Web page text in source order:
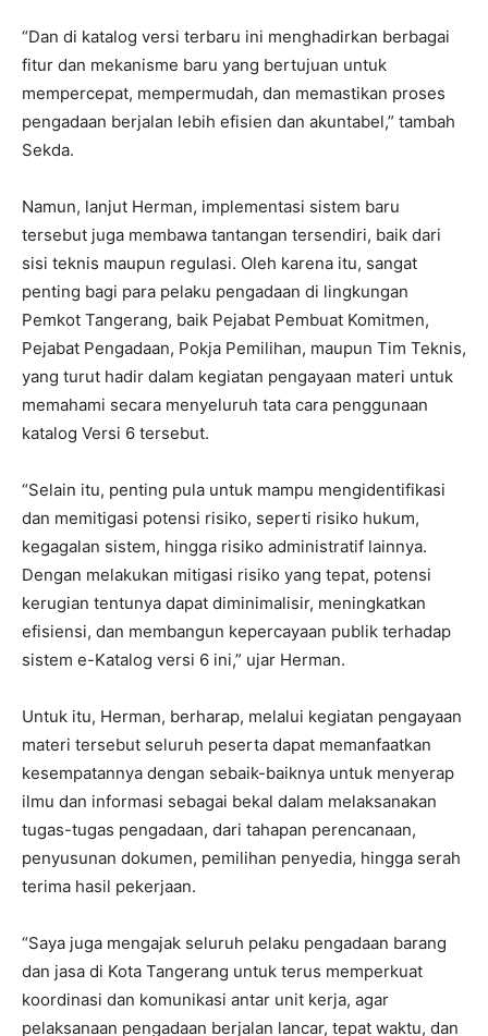
“Dan di katalog versi terbaru ini menghadirkan berbagai
fitur dan mekanisme baru yang bertujuan untuk
mempercepat, mempermudah, dan memastikan proses
pengadaan berjalan lebih efisien dan akuntabel,” tambah
Sekda.
Namun, lanjut Herman, implementasi sistem baru
tersebut juga membawa tantangan tersendiri, baik dari
sisi teknis maupun regulasi. Oleh karena itu, sangat
penting bagi para pelaku pengadaan di lingkungan
Pemkot Tangerang, baik Pejabat Pembuat Komitmen,
Pejabat Pengadaan, Pokja Pemilihan, maupun Tim Teknis,
yang turut hadir dalam kegiatan pengayaan materi untuk
memahami secara menyeluruh tata cara penggunaan
katalog Versi 6 tersebut.
“Selain itu, penting pula untuk mampu mengidentifikasi
dan memitigasi potensi risiko, seperti risiko hukum,
kegagalan sistem, hingga risiko administratif lainnya.
Dengan melakukan mitigasi risiko yang tepat, potensi
kerugian tentunya dapat diminimalisir, meningkatkan
efisiensi, dan membangun kepercayaan publik terhadap
sistem e-Katalog versi 6 ini,” ujar Herman.
Untuk itu, Herman, berharap, melalui kegiatan pengayaan
materi tersebut seluruh peserta dapat memanfaatkan
kesempatannya dengan sebaik-baiknya untuk menyerap
ilmu dan informasi sebagai bekal dalam melaksanakan
tugas-tugas pengadaan, dari tahapan perencanaan,
penyusunan dokumen, pemilihan penyedia, hingga serah
terima hasil pekerjaan.
“Saya juga mengajak seluruh pelaku pengadaan barang
dan jasa di Kota Tangerang untuk terus memperkuat
koordinasi dan komunikasi antar unit kerja, agar
pelaksanaan pengadaan berjalan lancar, tepat waktu, dan